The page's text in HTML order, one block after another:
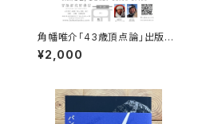
角幡唯介「43歳頂点論」出版記
念トークイベント録画視聴権
¥2,000